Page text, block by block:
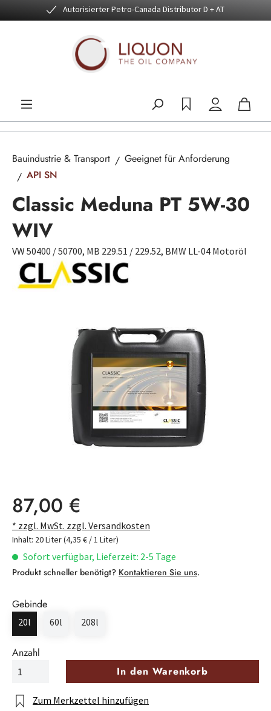
Zum Hauptinhalt springenAutorisierter Petro-Canada Distributor D + AT
Bauindustrie & Transport
Geeignet für Anforderung
API SN
Classic Meduna PT 5W-30
WIV
VW 50400 / 50700, MB 229.51 / 229.52, BMW LL-04 Motoröl
Regulärer Preis:
87,00 €
* zzgl. MwSt. zzgl. Versandkosten
Inhalt: 20 Liter(4,35 € / 1 Liter)
Sofort verfügbar, Lieferzeit: 2-5 Tage
Produkt schneller benötigt? Kontaktieren Sie uns.
Gebinde
20l 60l 208l
Anzahl
In den Warenkorb
Zum Merkzettel hinzufügen